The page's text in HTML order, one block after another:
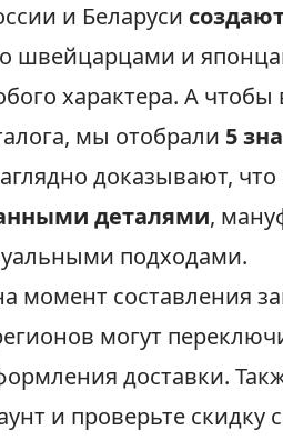
и Беларуси
швейцарцами и
характера. А чтобы
мы отобрали 5
доказывают,
деталями,
подходами.
момент составления
могут
доставки.
и проверьте скидку